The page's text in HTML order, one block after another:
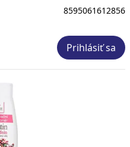
8595061612856
Prihlásiť sa